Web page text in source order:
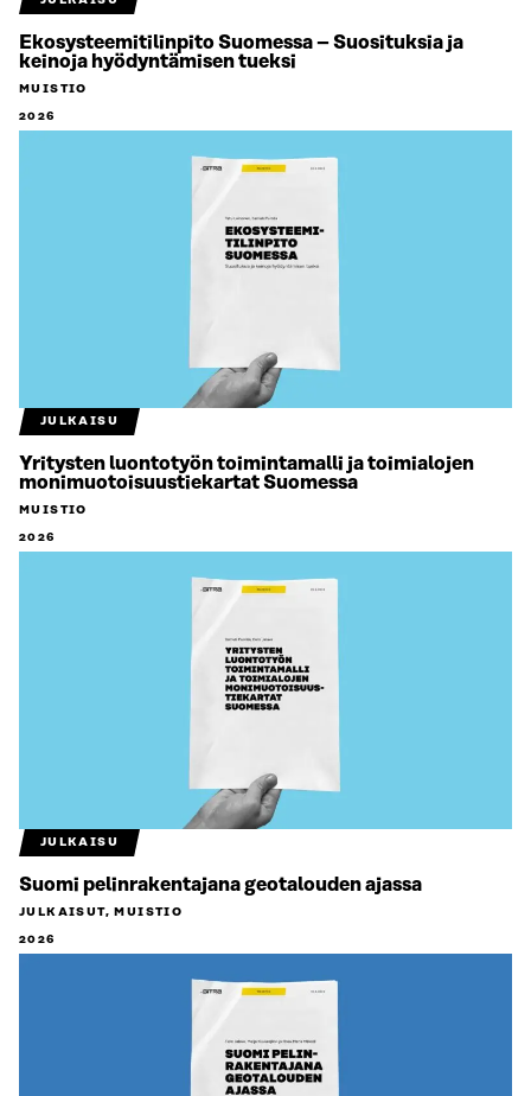
Ekosysteemitilinpito Suomessa – Suosituksia ja
keinoja hyödyntämisen tueksi
MUISTIO
2026
JULKAISU
Yritysten luontotyön toimintamalli ja toimialojen
monimuotoisuustiekartat Suomessa
MUISTIO
2026
JULKAISU
Suomi pelinrakentajana geotalouden ajassa
JULKAISUT, MUISTIO
2026